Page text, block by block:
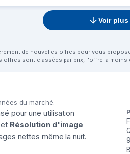
Voir
de nouvelles offres pour vous
offres sont classées par prix, l'offre la moins
du marché.
pour une utilisation
et Résolution d'image
nettes même la nuit.